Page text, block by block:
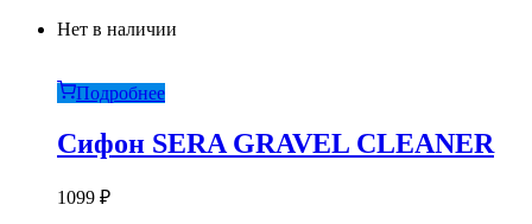
составляла
899 ₽.
Нет в наличии
Подробнее
Сифон SERA GRAVEL CLEANER
1099 ₽